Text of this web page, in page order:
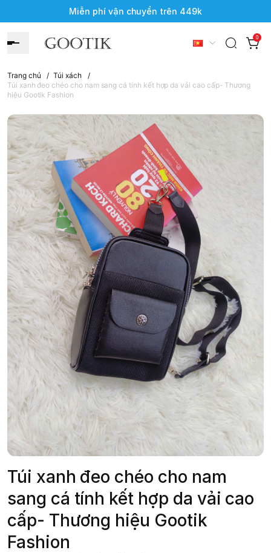
Miễn phí vận chuyển trên 449k
0
Trang chủ / Túi xách
/
Túi xanh đeo chéo cho nam sang cá tính kết hợp da vải cao cấp- Thương
hiệu Gootik Fashion
Túi xanh đeo chéo cho nam
sang cá tính kết hợp da vải cao
cấp- Thương hiệu Gootik
Fashion